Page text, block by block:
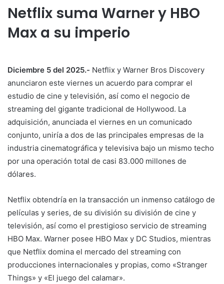
Netflix suma Warner y HBO
Max a su imperio
Diciembre 5 del 2025.- Netflix y Warner Bros Discovery
anunciaron este viernes un acuerdo para comprar el
estudio de cine y televisión, así como el negocio de
streaming del gigante tradicional de Hollywood. La
adquisición, anunciada el viernes en un comunicado
conjunto, uniría a dos de las principales empresas de la
industria cinematográfica y televisiva bajo un mismo techo
por una operación total de casi 83.000 millones de
dólares.
Netflix obtendría en la transacción un inmenso catálogo de
películas y series, de su división su división de cine y
televisión, así como el prestigioso servicio de streaming
HBO Max. Warner posee HBO Max y DC Studios, mientras
que Netflix domina el mercado del streaming con
producciones internacionales y propias, como «Stranger
Things» y «El juego del calamar».